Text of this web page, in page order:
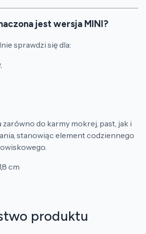
jest wersja MINI?
sprawdzi się dla:
zarówno do karmy mokrej, past, jak i
stanowiąc element codziennego
cm
produktu